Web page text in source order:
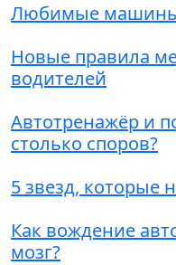
Любимые машины
Новые правила
водителей
Автотренажёр и
столько споров?
5 звезд, которые
Как вождение
мозг?